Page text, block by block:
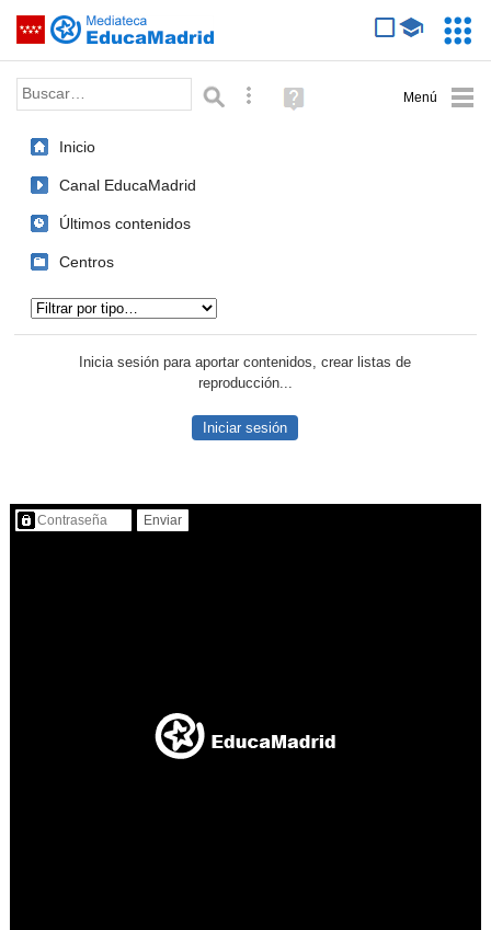
Saltar navegación
Palabra o frase: Búsqueda avanzada
Ayuda
(en
Inicio
Canal EducaMadrid
Últimos contenidos
Centros
Inicia sesión para aportar contenidos, crear listas de
reproducción...
Iniciar sesión
Contenido protegido…